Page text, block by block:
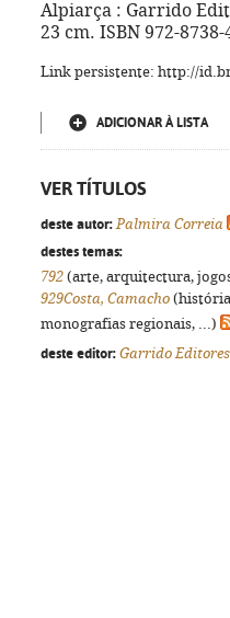
Alpiarça : Garrido
23 cm. ISBN 972-8738-
Link persistente: http://
ADICIONAR À LISTA
VER TÍTULOS
deste autor: Palmira Correia
destes temas:
792 (arte, arquitectura,
929Costa, Camacho
monografias regionais, ...)
deste editor: Garrido Editores